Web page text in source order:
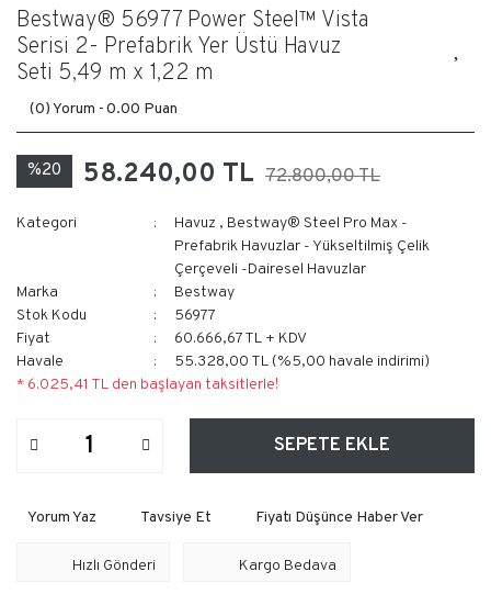
Bestway® 56977 Power Steel™ Vista
Serisi 2- Prefabrik Yer Üstü Havuz
Seti 5,49 m x 1,22 m
(0) Yorum -0.00 Puan
%20 58.240,00 TL 72.800,00 TL
Kategori Havuz , Bestway® Steel Pro Max -
Prefabrik Havuzlar - Yükseltilmiş Çelik
Çerçeveli -Dairesel Havuzlar
Marka
Bestway
Stok Kodu
56977
Fiyat
60.666,67 TL + KDV
Havale
55.328,00 TL (%5,00 havale indirimi)
* 6.025,41 TL den başlayan taksitlerle!
SEPETE EKLE
Yorum Yaz Tavsiye Et Fiyatı Düşünce Haber Ver
Hızlı Gönderi Kargo Bedava